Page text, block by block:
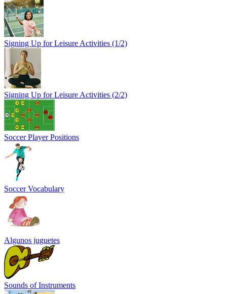
Signing Up for Leisure Activities (1/2)
Signing Up for Leisure Activities (2/2)
Soccer Player Positions
Soccer Vocabulary
Algunos juguetes
Sounds of Instruments